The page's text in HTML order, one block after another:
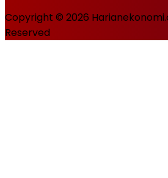
Copyright © 2026
Reserved